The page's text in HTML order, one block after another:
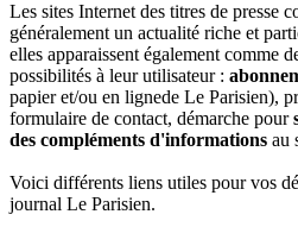
Les sites Internet des titres de presse
généralement un actualité riche et
elles apparaissent également comme
possibilités à leur utilisateur :
papier et/ou en lignede Le Parisien),
formulaire de contact, démarche pour
des compléments d'informations au
Voici différents liens utiles pour vos
journal Le Parisien.